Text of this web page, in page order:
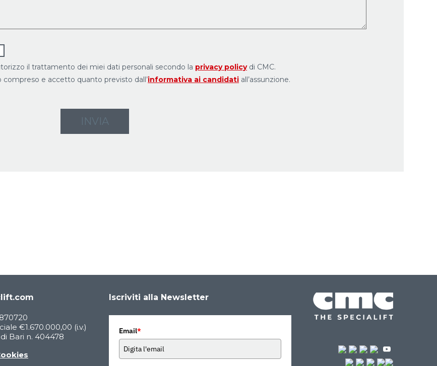
il trattamento dei miei dati personali secondo la privacy policydi CMC.
compreso e accetto quanto previsto dall’informativa ai candidati all’assunzione.
€1.670.000,00 (i.v.)
di Bari n. 404478
Iscriviti alla Newsletter
Email*